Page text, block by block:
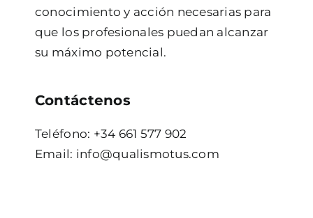
conocimiento y acción necesarias para
que los profesionales puedan alcanzar
su máximo potencial.
Contáctenos
Teléfono: +34 661 577 902
Email: info@qualismotus.com